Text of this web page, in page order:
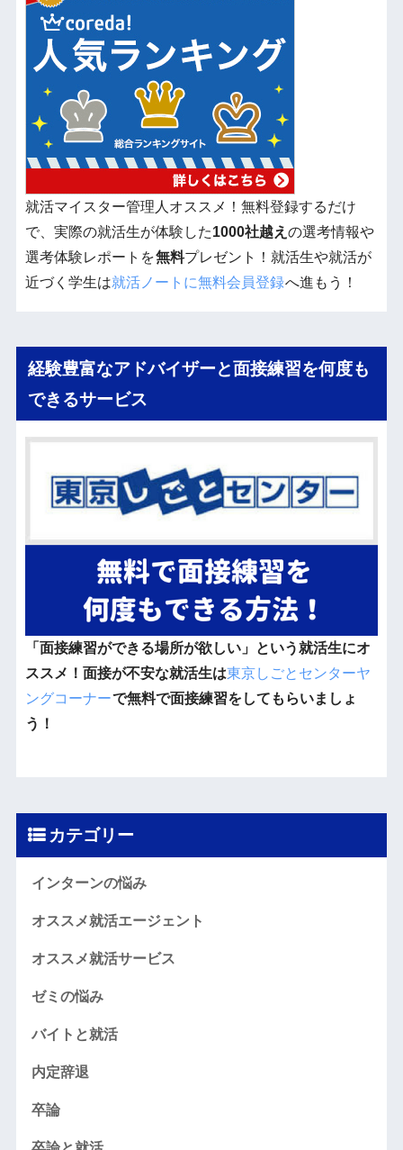
就活マイスター管理人オススメ！無料登録するだけ
で、実際の就活生が体験した1000社越え の選考情報や
選考体験レポートを無料プレゼント！就活生や就活が
近づく学生は就活ノートに無料会員登録へ進もう！
経験豊富なアドバイザーと面接練習を何度も
できるサービス
「面接練習ができる場所が欲しい」という就活生にオ
ススメ！面接が不安な就活生は東京しごとセンターヤ
ングコーナーで無料で面接練習をしてもらいましょ
う！
カテゴリー
インターンの悩み
オススメ就活エージェント
オススメ就活サービス
ゼミの悩み
バイトと就活
内定辞退
卒論